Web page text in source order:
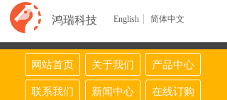
鸿瑞科技 English 简体中文
网站首页 关于我们 产品中心
联系我们 新闻中心 在线订购